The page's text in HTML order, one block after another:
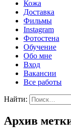
Кожа
Доставка
Фильмы
Instagram
Фотостена
Обучение
Обо мне
Вход
Вакансии
Все работы
Найти:
Архив